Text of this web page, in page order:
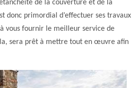
de la couverture et de la
donc primordial d’effectuer ses travaux
vous fournir le meilleur service de
sera prêt à mettre tout en œuvre afin